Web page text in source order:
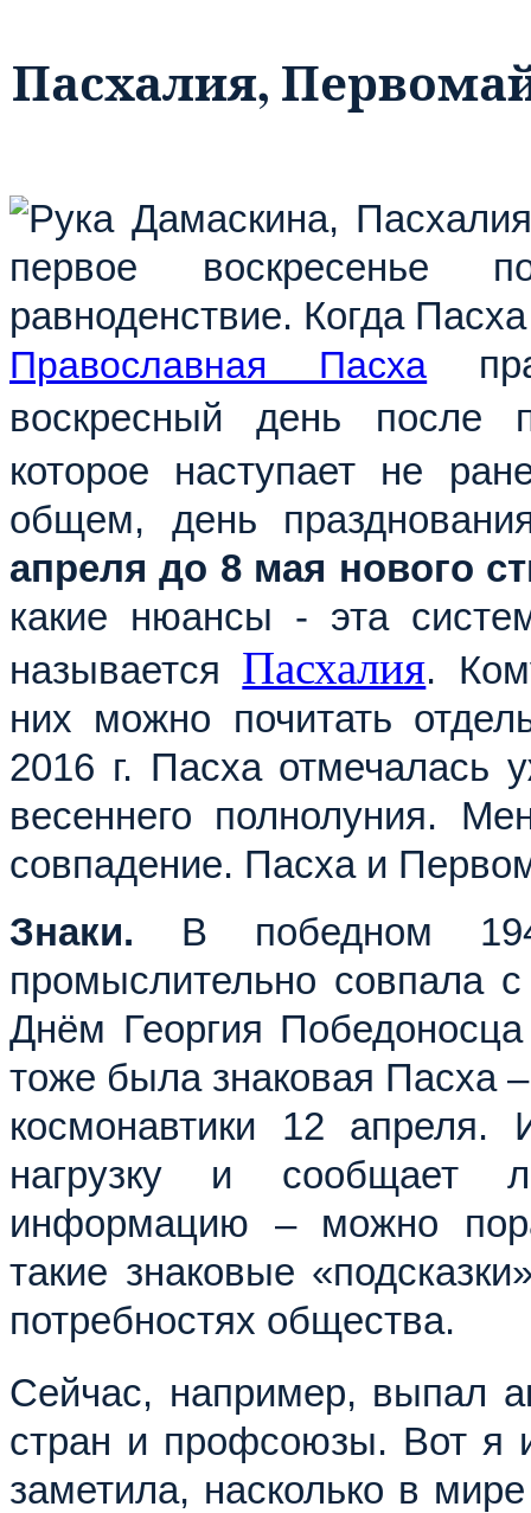
Пасхалия,
Православная Пасха
воскресный день после
которое наступает не
общем, день
апреля до 8 мая нового
какие нюансы - эта
называется Пасхалия.
них можно почитать
2016 г. Пасха отмечалась
весеннего полнолуния.
совпадение. Пасха и
Знаки. В победном
промыслительно совпала
Днём Георгия
тоже была знаковая Пасха
космонавтики 12
нагрузку и сообщает
информацию – можно
такие знаковые
потребностях общества.
Сейчас, например, выпал
стран и профсоюзы. Вот
заметила, насколько в